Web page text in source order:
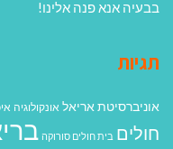
בבעיה אנא פנה אלינו!
תגיות
אוניברסיטת אריאל אונקולוגיה
חולים בית חולים סורוקה